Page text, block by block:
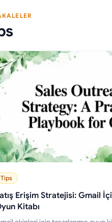
Tips
Erişim Stratejisi: Gmail
Kitabı